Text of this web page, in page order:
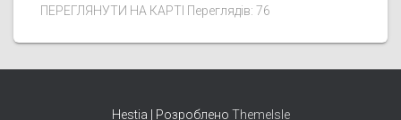
ПЕРЕГЛЯНУТИ НА КАРТІ Переглядів: 76
Hestia | Розроблено ThemeIsle